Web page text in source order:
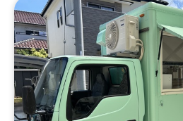
ィーソーダ、アイスティー、水出
内レモンのあらごしレモネードソ
ココソーダ、シャリシャリフルー
ー）、シャリシャリフルーツ氷(
ッペ、コーヒーフラッペ、ミニパ
ソーダ、だし巻き明太子おにぎ
チリソース、季節の豚汁、クラム
グチーズのせ（プレーン）、ホッ